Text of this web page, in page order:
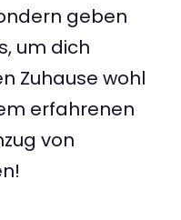
geben
um dich
Zuhause wohl
erfahrenen
von